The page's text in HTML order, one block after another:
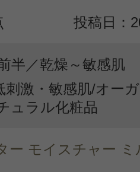
投稿日：
半／乾燥～敏感肌
刺激・敏感肌/オー
ュラル化粧品
ー モイスチャー ミ